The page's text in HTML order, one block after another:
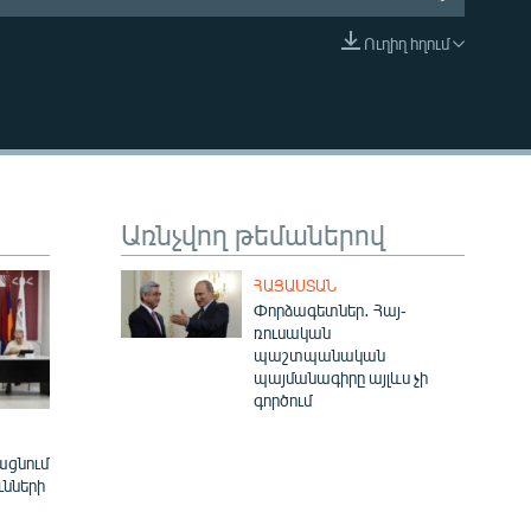
EMBED
Ուղիղ հղում
Առնչվող թեմաներով
ՀԱՅԱՍՏԱՆ
Փորձագետներ․ Հայ-
ռուսական
պաշտպանական
պայմանագիրը այլևս չի
գործում